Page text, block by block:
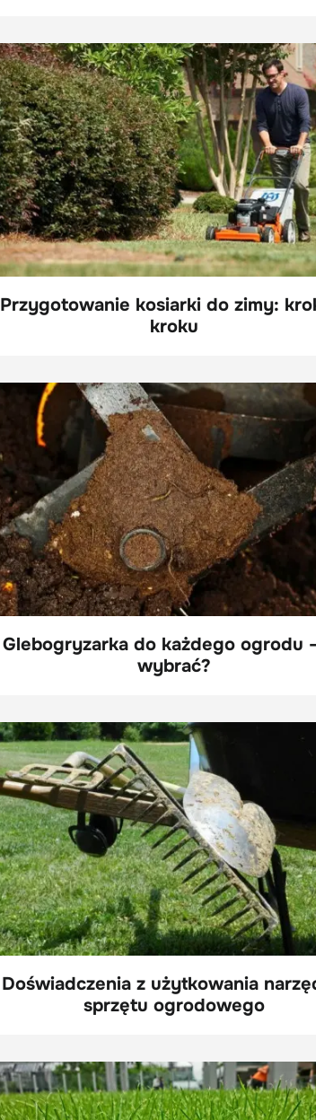
Przygotowanie kosiarki do zimy:
kroku
Glebogryzarka do każdego ogrodu
wybrać?
Doświadczenia z użytkowania
sprzętu ogrodowego